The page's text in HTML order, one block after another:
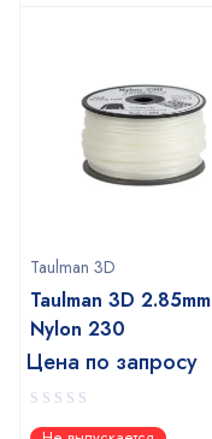
Taulman 3D
Taulman 3D 2.85mm
Nylon 230
Цена по запросу
0